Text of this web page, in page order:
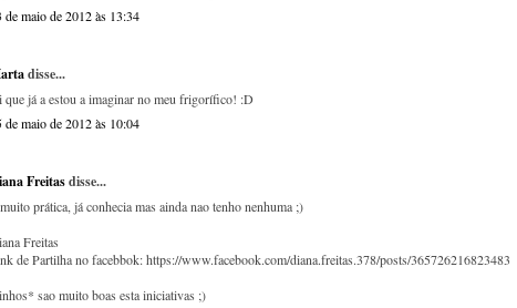
de maio de 2012 às 13:34
disse...
que já a estou a imaginar no meu frigorífico! :D
de maio de 2012 às 10:04
Freitasdisse...
prática, já conhecia mas ainda nao tenho nenhuma ;)
Freitas
de Partilha no facebbok: https://www.facebook.com/diana.freitas.378/posts/365726216823483
sao muito boas esta iniciativas ;)